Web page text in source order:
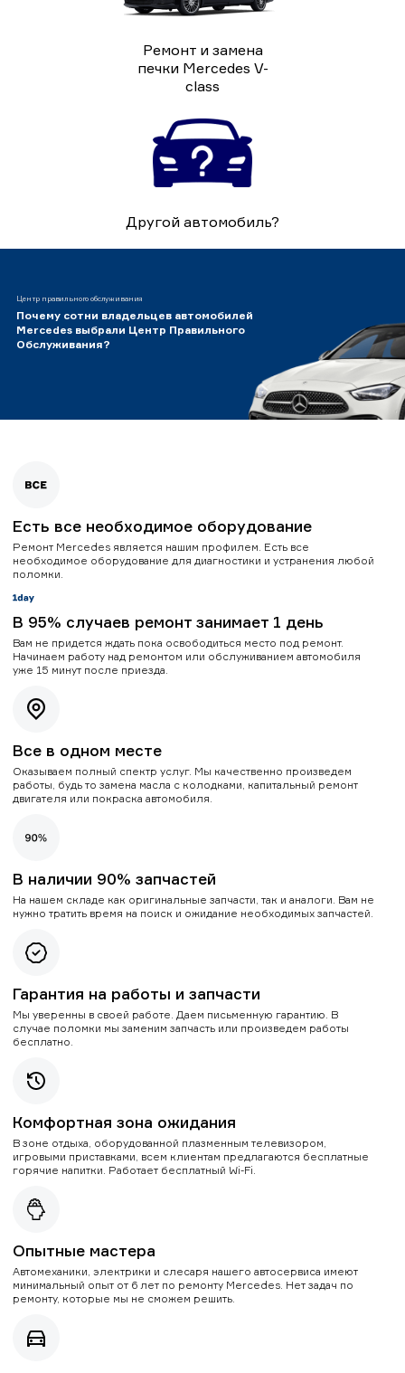
Ремонт и замена
печки Mercedes V-
class
Другой автомобиль?
Центр правильного обслуживания
Почему сотни владельцев автомобилей
Mercedes выбрали Центр Правильного
Обслуживания?
Есть все необходимое оборудование
Ремонт Mercedes является нашим профилем. Есть все
необходимое оборудование для диагностики и устранения любой
поломки.
В 95% случаев ремонт занимает 1 день
Вам не придется ждать пока освободиться место под ремонт.
Начинаем работу над ремонтом или обслуживанием автомобиля
уже 15 минут после приезда.
Все в одном месте
Оказываем полный спектр услуг. Мы качественно произведем
работы, будь то замена масла с колодками, капитальный ремонт
двигателя или покраска автомобиля.
В наличии 90% запчастей
На нашем складе как оригинальные запчасти, так и аналоги. Вам не
нужно тратить время на поиск и ожидание необходимых запчастей.
Гарантия на работы и запчасти
Мы уверенны в своей работе. Даем письменную гарантию. В
случае поломки мы заменим запчасть или произведем работы
бесплатно.
Комфортная зона ожидания
В зоне отдыха, оборудованной плазменным телевизором,
игровыми приставками, всем клиентам предлагаются бесплатные
горячие напитки. Работает бесплатный Wi-Fi.
Опытные мастера
Автомеханики, электрики и слесаря нашего автосервиса имеют
минимальный опыт от 6 лет по ремонту Mercedes. Нет задач по
ремонту, которые мы не сможем решить.